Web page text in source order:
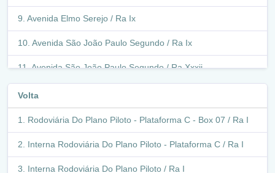
Avenida Elmo Serejo / Ra Ix
Avenida São João Paulo Segundo / Ra Ix
Avenida São João Paulo Segundo / Ra Xxxii
Condomínio Por Do Sol - Quadra 701 / Ra Xxxii
Condomínio Por Do Sol - Quadra 701 - Intersecção / Ra
Xxxii
Condomínio Por Do Sol - Quadra 701 / Ra Xxxii
Volta
Rodoviária Do Plano Piloto - Plataforma C - Box 07 / Ra I
Interna Rodoviária Do Plano Piloto - Plataforma C / Ra I
Interna Rodoviária Do Plano Piloto / Ra I